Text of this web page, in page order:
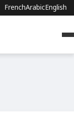
FrenchArabicEnglish